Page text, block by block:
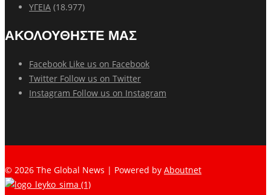
ΥΓΕΙΑ (18.977)
ΑΚΟΛΟΥΘΗΣΤΕ ΜΑΣ
Facebook Like us on Facebook
Twitter Follow us on Twitter
Instagram Follow us on Instagram
© 2026 The Global News | Powered by Aboutnet